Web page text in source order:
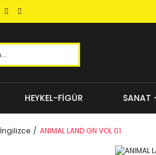
HEYKEL-FİGÜR SANAT
İngilizce ANIMAL LAND GN VOL 01